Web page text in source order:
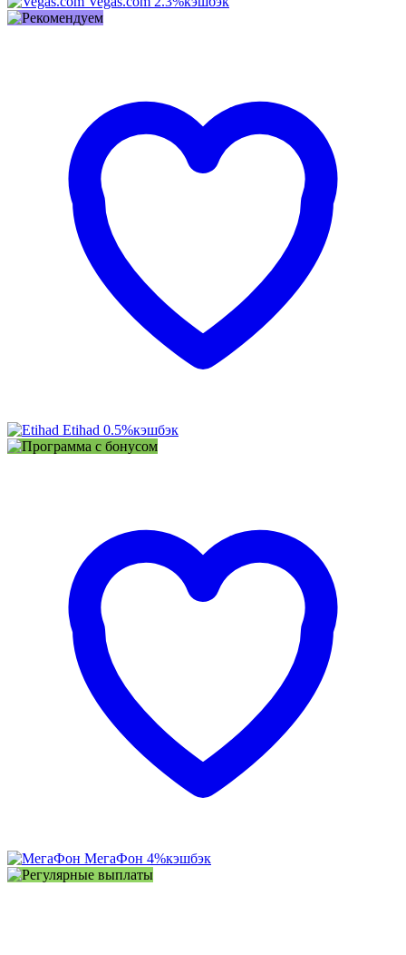
Etihad 0.5%кэшбэк
МегаФон 4%кэшбэк